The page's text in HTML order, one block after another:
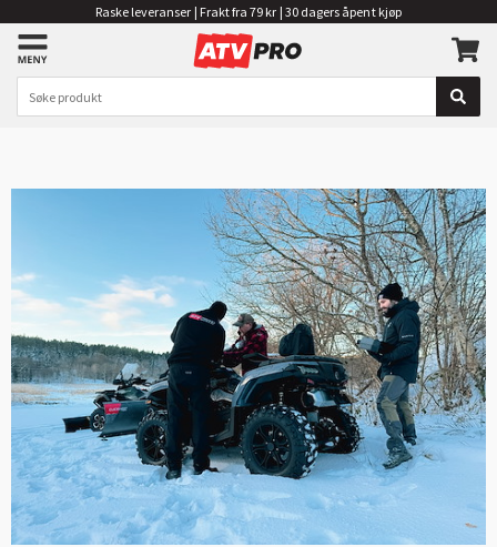
Raske leveranser | Frakt fra 79 kr | 30 dagers åpent kjøp